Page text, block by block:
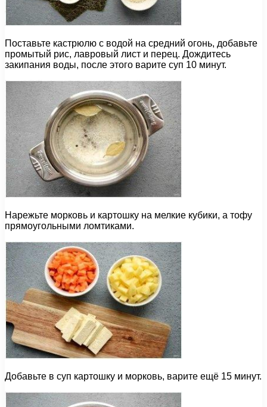
Поставьте кастрюлю с водой на средний огонь, добавьте
промытый рис, лавровый лист и перец. Дождитесь
закипания воды, после этого варите суп 10 минут.
Нарежьте морковь и картошку на мелкие кубики, а тофу
прямоугольными ломтиками.
Добавьте в суп картошку и морковь, варите ещё 15 минут.